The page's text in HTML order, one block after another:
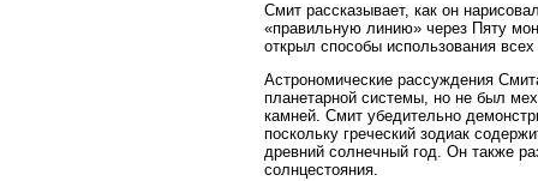
Смит рассказывает, как он
«правильную линию» через Пяту
открыл способы использования
Астрономические рассуждения
планетарной системы, но не был
камней. Смит убедительно
поскольку греческий зодиак
древний солнечный год. Он также
солнцестояния.